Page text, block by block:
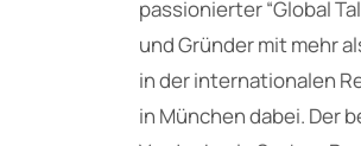
passionierter “Global
und Gründer mit mehr
in der internationalen
in München dabei. Der